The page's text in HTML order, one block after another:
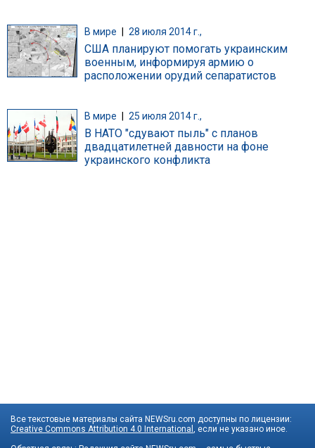
В мире 28 июля 2014 г.,
США планируют помогать украинским
военным, информируя армию о
расположении орудий сепаратистов
В мире | 25 июля 2014 г.,
В НАТО "сдувают пыль" с планов
двадцатилетней давности на фоне
украинского конфликта
Все текстовые материалы сайта NEWSru.com доступны по лицензии:
Creative Commons Attribution 4.0 International , если не указано иное.